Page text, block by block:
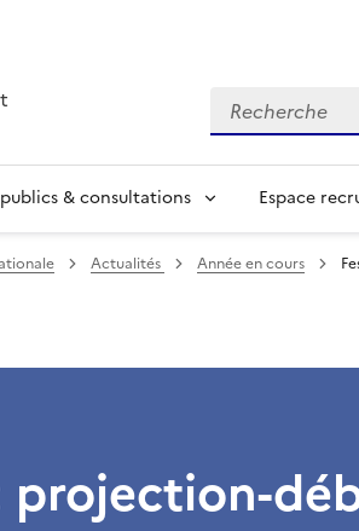
Recherche
& consultations Espace
Actualités Année en cours
projection-